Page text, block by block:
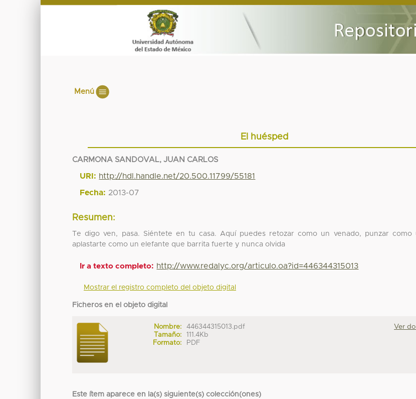
Menú
El huésped
CARMONA SANDOVAL, JUAN CARLOS
URI: http://hdl.handle.net/20.500.11799/55181
Fecha: 2013-07
Resumen:
Te digo ven, pasa. Siéntete en tu casa. Aquí puedes retozar como un venado, punzar
aplastarte como un elefante que barrita fuerte y nunca olvida
Ir a texto completo: http://www.redalyc.org/articulo.oa?id=446344315013
Mostrar el registro completo del objeto digital
Ficheros en el objeto digital
Nombre:
446344315013.pdf
Tamaño:
111.4Kb
Formato:
PDF
Ver
Este ítem aparece en la(s) siguiente(s) colección(ones)